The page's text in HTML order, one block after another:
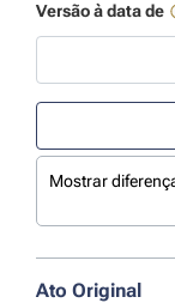
Versão à data de
Use a tecla de
Mostrar
Ato Original